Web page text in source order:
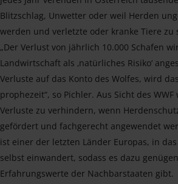
Blitzschlag, Unwetter oder weil Herden
werden und verletzte oder kranke Tiere zu
„Der Verlust von jährlich 10.000 Schafen
Landwirtschaft als ‚natürliches Risiko‘
Verluste auf das Konto des Wolfes, wird
prophezeit“, so Pichler. Aus Sicht des
Verluste zu verhindern, wenn
gefördert und fachgerecht angewendet
ist einer der letzten Länder Europas, in
selbst einwandert, sodass es dazu
Erfahrungswerte der Nachbarstaaten gibt.